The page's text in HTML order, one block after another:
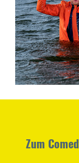
Zum